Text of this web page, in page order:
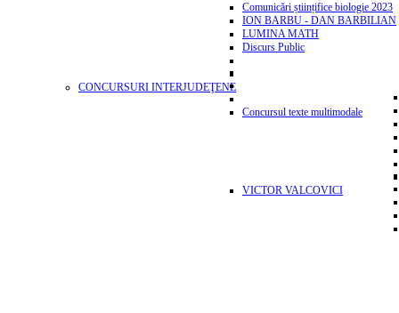
Comunicări științifice biologie 2023
ION BARBU - DAN BARBILIAN
LUMINA MATH
Discurs Public
CONCURSURI INTERJUDEŢENE
Concursul texte multimodale
VICTOR VALCOVICI